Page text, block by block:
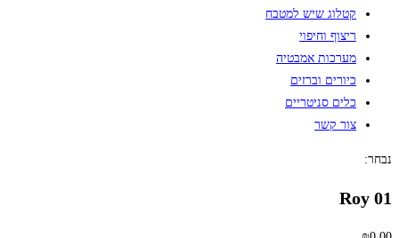
קטלוג שיש למטבח
ריצוף וחיפוי
מערכות אמבטיה
כיורים וברזים
כלים סניטריים
צור קשר
נבחר:
Roy 01